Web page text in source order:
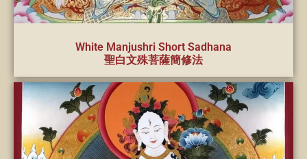
White Manjushri Short Sadhana
聖白文殊菩薩簡修法